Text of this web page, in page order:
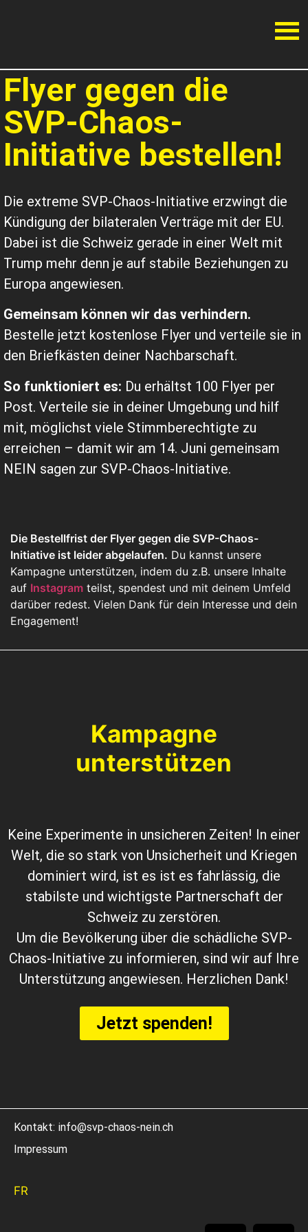
Flyer gegen die
SVP-Chaos-
Initiative bestellen!
Die extreme SVP-Chaos-Initiative erzwingt die
Kündigung der bilateralen Verträge mit der EU.
Dabei ist die Schweiz gerade in einer Welt mit
Trump mehr denn je auf stabile Beziehungen zu
Europa angewiesen.
Gemeinsam können wir das verhindern.
Bestelle jetzt kostenlose Flyer und verteile sie in
den Briefkästen deiner Nachbarschaft.
So funktioniert es: Du erhältst 100 Flyer per
Post. Verteile sie in deiner Umgebung und hilf
mit, möglichst viele Stimmberechtigte zu
erreichen – damit wir am 14. Juni gemeinsam
NEIN sagen zur SVP-Chaos-Initiative.
Die Bestellfrist der Flyer gegen die SVP-Chaos-
Initiative ist leider abgelaufen. Du kannst unsere
Kampagne unterstützen, indem du z.B. unsere Inhalte
auf Instagram teilst, spendest und mit deinem Umfeld
darüber redest. Vielen Dank für dein Interesse und dein
Engagement!
Kampagne
unterstützen
Keine Experimente in unsicheren Zeiten! In einer
Welt, die so stark von Unsicherheit und Kriegen
dominiert wird, ist es ist es fahrlässig, die
stabilste und wichtigste Partnerschaft der
Schweiz zu zerstören.
Um die Bevölkerung über die schädliche SVP-
Chaos-Initiative zu informieren, sind wir auf Ihre
Unterstützung angewiesen. Herzlichen Dank!
Jetzt spenden!
Kontakt: info@svp-chaos-nein.ch
Impressum
FR